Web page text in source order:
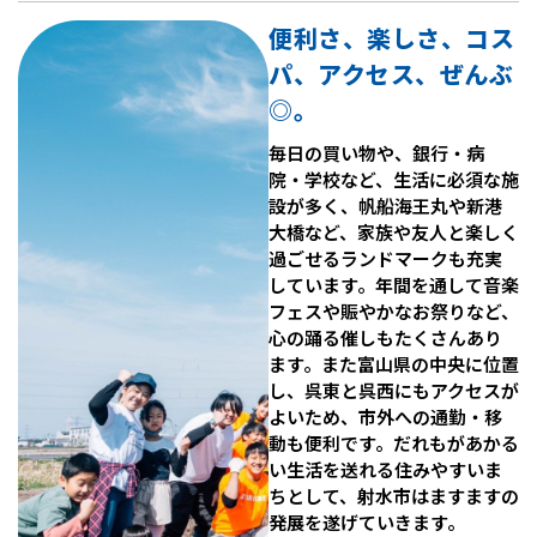
便利さ、楽しさ、コス
パ、アクセス、ぜんぶ
◎。
毎日の買い物や、銀行・病
院・学校など、生活に必須な施
設が多く、帆船海王丸や新港
大橋など、家族や友人と楽しく
過ごせるランドマークも充実
しています。年間を通して音楽
フェスや賑やかなお祭りなど、
心の踊る催しもたくさんあり
ます。また富山県の中央に位置
し、呉東と呉西にもアクセスが
よいため、市外への通勤・移
動も便利です。だれもがあかる
い生活を送れる住みやすいま
ちとして、射水市はますますの
発展を遂げていきます。